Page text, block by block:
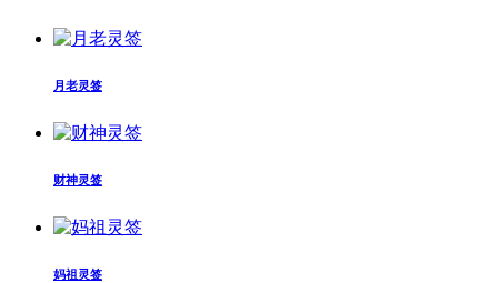
月老灵签
财神灵签
妈祖灵签